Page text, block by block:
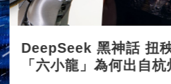
DeepSeek 黑神話 扭
「六小龍」為何出自杭